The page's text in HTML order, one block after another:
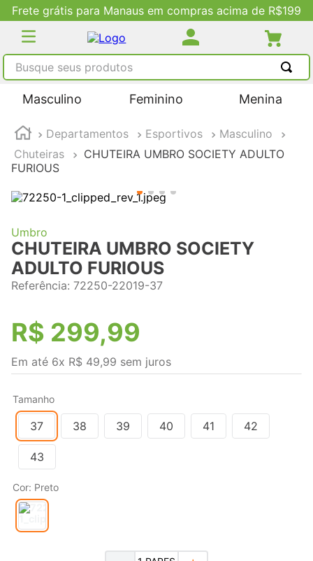
Frete grátis para Manaus em compras acima de R$199
Busque seus produtos
Masculino Feminino Menina
Departamentos Esportivos
Masculino
Chuteiras
CHUTEIRA UMBRO SOCIETY ADULTO
FURIOUS
Umbro
CHUTEIRA UMBRO SOCIETY
ADULTO FURIOUS
Referência: 72250-22019-37
R$ 299,99
Em até 6x R$ 49,99 sem juros
Tamanho
37 38 39 40 41 42
43
Cor: Preto
TERMOS MAIS BUSCADOS
2
tenis feminino
3º
kenner